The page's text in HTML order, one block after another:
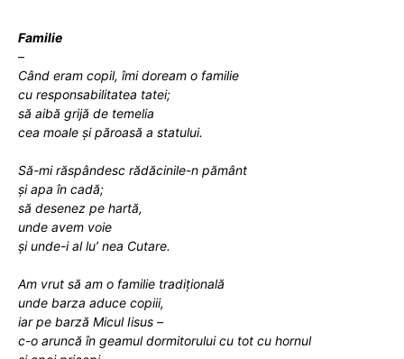
Familie
–
Când eram copil, îmi doream o familie
cu responsabilitatea tatei;
să aibă grijă de temelia
cea moale și păroasă a statului.
Să-mi răspândesc rădăcinile-n pământ
și apa în cadă;
să desenez pe hartă,
unde avem voie
și unde-i al lu’ nea Cutare.
Am vrut să am o familie tradițională
unde barza aduce copiii,
iar pe barză Micul Iisus –
c-o aruncă în geamul dormitorului cu tot cu hornul